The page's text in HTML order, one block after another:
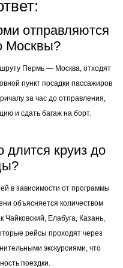
отправляются
Москвы?
Пермь — Москва, отходят
пункт посадки пассажиров
за час до отправления,
и сдать багаж на борт.
длится круиз до
в зависимости от программы
объясняется количеством
Чайковский, Елабуга, Казань,
рейсы проходят через
экскурсиями, что
поездки.